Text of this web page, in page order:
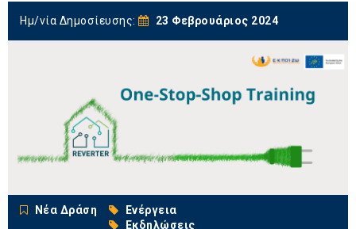
Ημ/νία Δημοσίευσης: 23 Φεβρουάριος 2024
Νέα Δράση
Ενέργεια
Εκδηλώσεις